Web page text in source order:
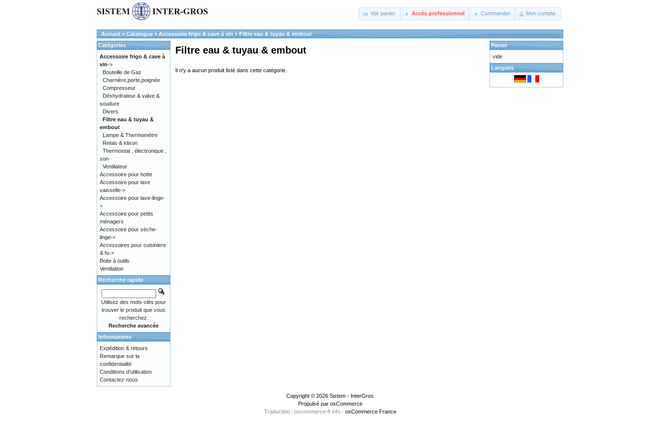
Voir panier Accès professionnel Commander Mon compte
Accueil » Catalogue » Accessoire frigo & cave à vin » Filtre eau & tuyau & embout
Filtre eau & tuyau & embout
Il n'y a aucun produit listé dans cette catégorie.
Catégories
Accessoire frigo & cave à
vin->
Bouteille de Gaz
Charnière,porte,poignée
Compresseur
Déshydrateur & valve &
soudure
Divers
Filtre eau & tuyau &
embout
Lampe & Thermométre
Relais & klixon
Thermostat , électronique ,
son
Ventilateur
Accessoire pour hotte
Accessoire pour lave
vaisselle->
Accessoire pour lave-linge-
>
Accessoire pour petits
ménagers
Accessoire pour sèche-
linge->
Accessoires pour cuisiniere
& fo->
Boite à outils
Ventilation
Recherche rapide
Utilisez des mots-clés pour
trouver le produit que vous
recherchez.
Recherche avancée
Informations
Expédition & retours
Remarque sur la
confidentialité
Conditions d'utilisation
Contactez-nous
Panier
vide
Langues
Copyright © 2026 Sistem - InterGros
Propulsé par osCommerce
Traduction : oscommerce-fr.info - osCommerce France